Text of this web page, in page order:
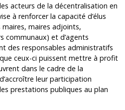
acteurs de la décentralisation en
à renforcer la capacité d’élus
maires adjoints,
communaux) et d’agents
des responsables administratifs
ceux-ci puissent mettre à profit
dans le cadre de la
leur participation
prestations publiques au plan